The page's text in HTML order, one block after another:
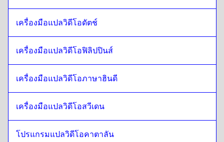
นอร์เวย์ถึงสเปนอาร์เจนตินา
สเปนอาร์เจนตินาถึงนอร์เวย์
ภาษาอังกฤษแบบแคนาดา / ภาษาฝรั่งเศส
นอร์เวย์ถึงเขมรกัมพูชา
เขมรกัมพูชาถึงนอร์เวย์
เครื่องมือแปลวิดีโอดัตช์
เครื่องมือแปลวิดีโอฟิลิปปินส์
เครื่องมือแปลวิดีโอภาษาฮินดี
เครื่องมือแปลวิดีโอสวีเดน
โปรแกรมแปลวิดีโอคาตาลัน